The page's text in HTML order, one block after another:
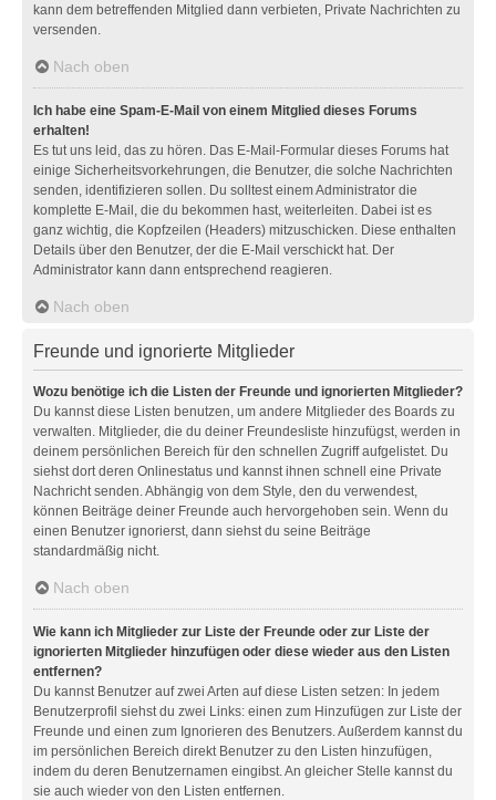
kann dem betreffenden Mitglied dann verbieten, Private Nachrichten zu
versenden.
Nach oben
Ich habe eine Spam-E-Mail von einem Mitglied dieses Forums
erhalten!
Es tut uns leid, das zu hören. Das E-Mail-Formular dieses Forums hat
einige Sicherheitsvorkehrungen, die Benutzer, die solche Nachrichten
senden, identifizieren sollen. Du solltest einem Administrator die
komplette E-Mail, die du bekommen hast, weiterleiten. Dabei ist es
ganz wichtig, die Kopfzeilen (Headers) mitzuschicken. Diese enthalten
Details über den Benutzer, der die E-Mail verschickt hat. Der
Administrator kann dann entsprechend reagieren.
Nach oben
Freunde und ignorierte Mitglieder
Wozu benötige ich die Listen der Freunde und ignorierten Mitglieder?
Du kannst diese Listen benutzen, um andere Mitglieder des Boards zu
verwalten. Mitglieder, die du deiner Freundesliste hinzufügst, werden in
deinem persönlichen Bereich für den schnellen Zugriff aufgelistet. Du
siehst dort deren Onlinestatus und kannst ihnen schnell eine Private
Nachricht senden. Abhängig von dem Style, den du verwendest,
können Beiträge deiner Freunde auch hervorgehoben sein. Wenn du
einen Benutzer ignorierst, dann siehst du seine Beiträge
standardmäßig nicht.
Nach oben
Wie kann ich Mitglieder zur Liste der Freunde oder zur Liste der
ignorierten Mitglieder hinzufügen oder diese wieder aus den Listen
entfernen?
Du kannst Benutzer auf zwei Arten auf diese Listen setzen: In jedem
Benutzerprofil siehst du zwei Links: einen zum Hinzufügen zur Liste der
Freunde und einen zum Ignorieren des Benutzers. Außerdem kannst du
im persönlichen Bereich direkt Benutzer zu den Listen hinzufügen,
indem du deren Benutzernamen eingibst. An gleicher Stelle kannst du
sie auch wieder von den Listen entfernen.